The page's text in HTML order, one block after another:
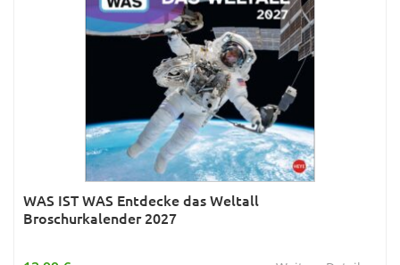
Sternzeichen & Mond
Was ist was
Wissen & Allgemeinbildung
Young Adult
Zitate & Sprüche
WAS IST WAS Entdecke das Weltall
Broschurkalender 2027